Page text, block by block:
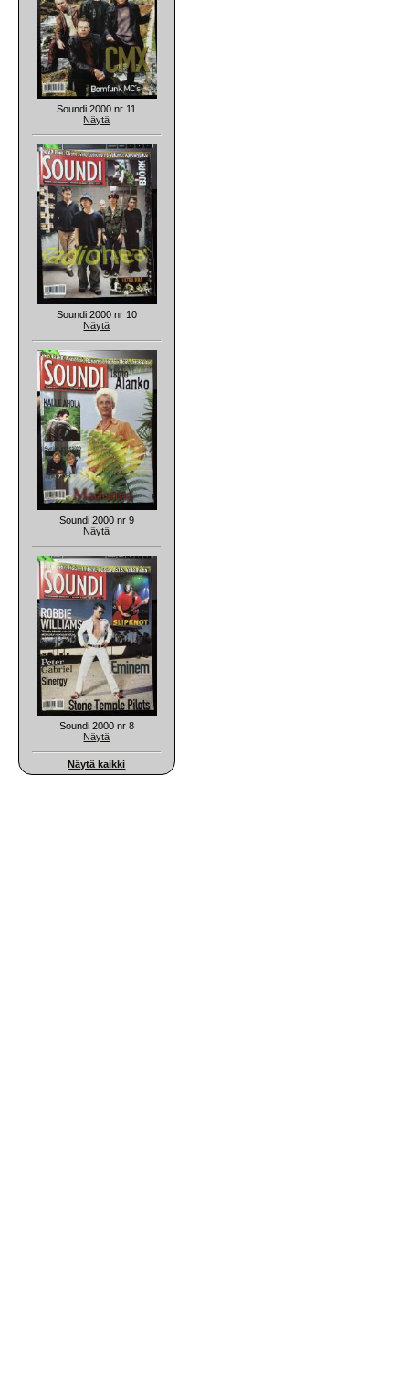
Soundi 2000 nr 11
Näytä
Soundi 2000 nr 10
Näytä
Soundi 2000 nr 9
Näytä
Soundi 2000 nr 8
Näytä
Näytä kaikki